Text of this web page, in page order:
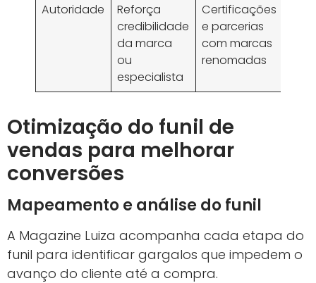
Autoridade
Reforça
credibilidade
da marca
ou
especialista
Certificações
e parcerias
com marcas
renomadas
Otimização do funil de
vendas para melhorar
conversões
Mapeamento e análise do funil
A Magazine Luiza acompanha cada etapa do
funil para identificar gargalos que impedem o
avanço do cliente até a compra.